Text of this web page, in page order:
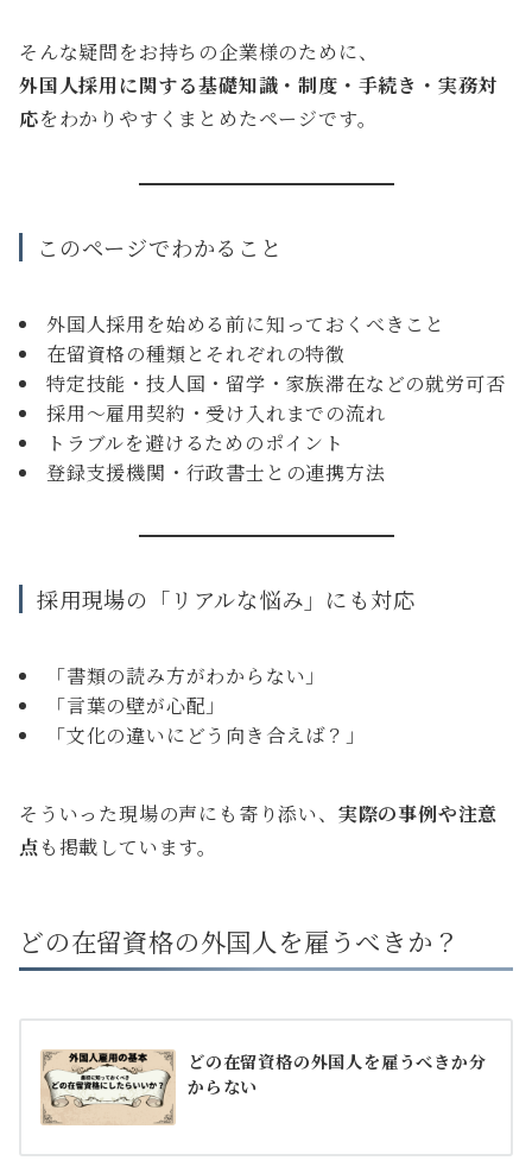
そんな疑問をお持ちの企業様のために、
外国人採用に関する基礎知識・制度・手続き・実務対
応をわかりやすくまとめたページです。
このページでわかること
外国人採用を始める前に知っておくべきこと
在留資格の種類とそれぞれの特徴
特定技能・技人国・留学・家族滞在などの就労可否
採用〜雇用契約・受け入れまでの流れ
トラブルを避けるためのポイント
登録支援機関・行政書士との連携方法
採用現場の「リアルな悩み」にも対応
「書類の読み方がわからない」
「言葉の壁が心配」
「文化の違いにどう向き合えば？」
そういった現場の声にも寄り添い、 実際の事例や注意
点も掲載しています。
どの在留資格の外国人を雇うべきか？
どの在留資格の外国人を雇うべきか分
からない